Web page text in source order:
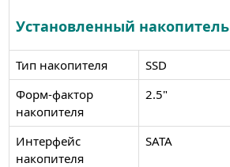
Установленный накопитель
Тип накопителя
SSD
Форм-фактор
накопителя
2.5"
Интерфейс
накопителя
SATA